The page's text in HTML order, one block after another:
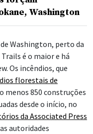
Washington
Washington, perto da
é o maior e há
Os incêndios, que
florestais de
menos 850 construções
desde o início, no
da Associated Press
autoridades